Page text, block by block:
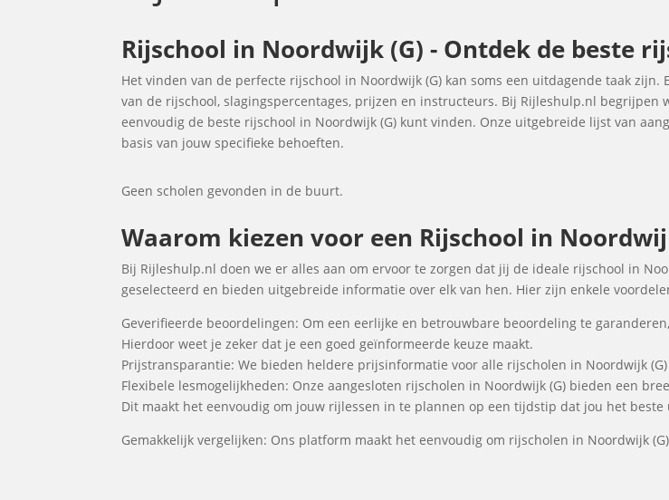
Rijschool in Noordwijk (G) - Ontdek de beste
Het vinden van de perfecte rijschool in Noordwijk (G) kan soms een uitdagende taak
van de rijschool, slagingspercentages, prijzen en instructeurs. Bij Rijleshulp.nl
eenvoudig de beste rijschool in Noordwijk (G) kunt vinden. Onze uitgebreide lijst van
basis van jouw specifieke behoeften.
Geen scholen gevonden in de buurt.
Waarom kiezen voor een Rijschool in
Bij Rijleshulp.nl doen we er alles aan om ervoor te zorgen dat jij de ideale rijschool in
geselecteerd en bieden uitgebreide informatie over elk van hen. Hier zijn enkele
Geverifieerde beoordelingen: Om een eerlijke en betrouwbare beoordeling te
Hierdoor weet je zeker dat je een goed geïnformeerde keuze maakt.
Prijstransparantie: We bieden heldere prijsinformatie voor alle rijscholen in Noordwijk
Flexibele lesmogelijkheden: Onze aangesloten rijscholen in Noordwijk (G) bieden een
Dit maakt het eenvoudig om jouw rijlessen in te plannen op een tijdstip dat jou het beste
Gemakkelijk vergelijken: Ons platform maakt het eenvoudig om rijscholen in Noordwijk